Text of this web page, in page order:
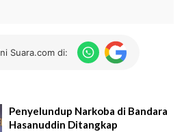
Suara.com di:
Penyelundup Narkoba di Bandara
Hasanuddin Ditangkap